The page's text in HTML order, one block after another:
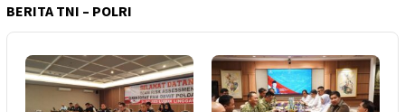
BERITA TNI – POLRI